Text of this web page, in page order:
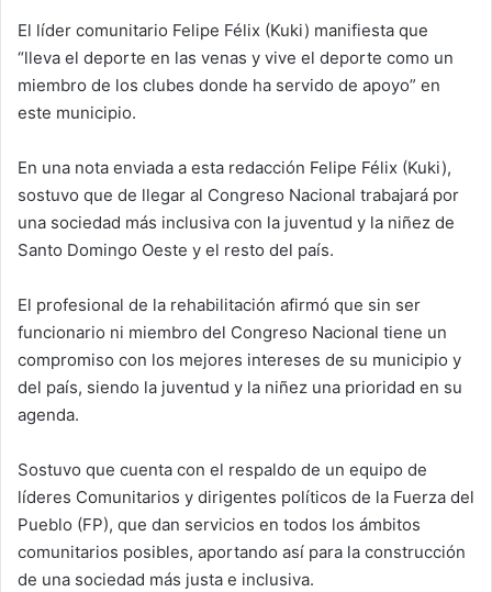
El líder comunitario Felipe Félix (Kuki) manifiesta que
“lleva el deporte en las venas y vive el deporte como un
miembro de los clubes donde ha servido de apoyo” en
este municipio.
En una nota enviada a esta redacción Felipe Félix (Kuki),
sostuvo que de llegar al Congreso Nacional trabajará por
una sociedad más inclusiva con la juventud y la niñez de
Santo Domingo Oeste y el resto del país.
El profesional de la rehabilitación afirmó que sin ser
funcionario ni miembro del Congreso Nacional tiene un
compromiso con los mejores intereses de su municipio y
del país, siendo la juventud y la niñez una prioridad en su
agenda.
Sostuvo que cuenta con el respaldo de un equipo de
líderes Comunitarios y dirigentes políticos de la Fuerza del
Pueblo (FP), que dan servicios en todos los ámbitos
comunitarios posibles, aportando así para la construcción
de una sociedad más justa e inclusiva.